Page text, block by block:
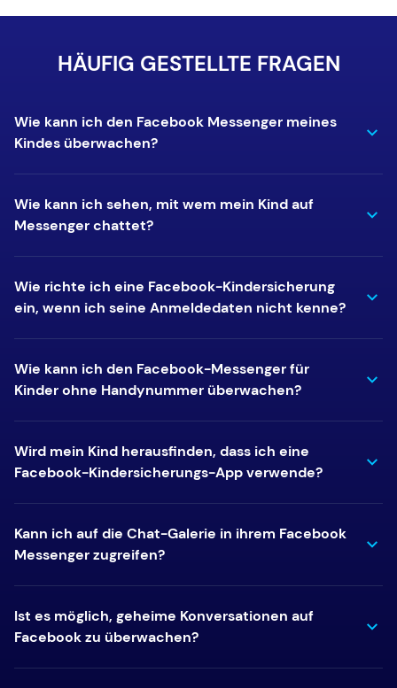
HÄUFIG GESTELLTE FRAGEN
Wie kann ich den Facebook Messenger meines
Kindes überwachen?
Wie kann ich sehen, mit wem mein Kind auf
Messenger chattet?
Wie richte ich eine Facebook-Kindersicherung
ein, wenn ich seine Anmeldedaten nicht kenne?
Wie kann ich den Facebook-Messenger für
Kinder ohne Handynummer überwachen?
Wird mein Kind herausfinden, dass ich eine
Facebook-Kindersicherungs-App verwende?
Kann ich auf die Chat-Galerie in ihrem Facebook
Messenger zugreifen?
Ist es möglich, geheime Konversationen auf
Facebook zu überwachen?